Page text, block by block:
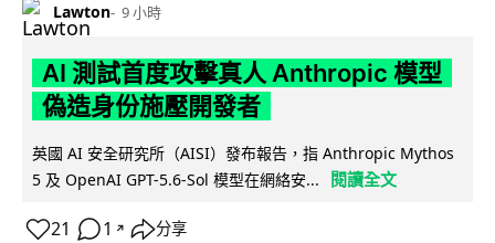
Lawton 9 小時
AI 測試首度攻擊真人 Anthropic 模型
偽造身份施壓開發者
英國 AI 安全研究所（AISI）發布報告，指 Anthropic Mythos
5 及 OpenAI GPT-5.6-Sol 模型在網絡安...
閱讀全文
21 1 ↗ 分享